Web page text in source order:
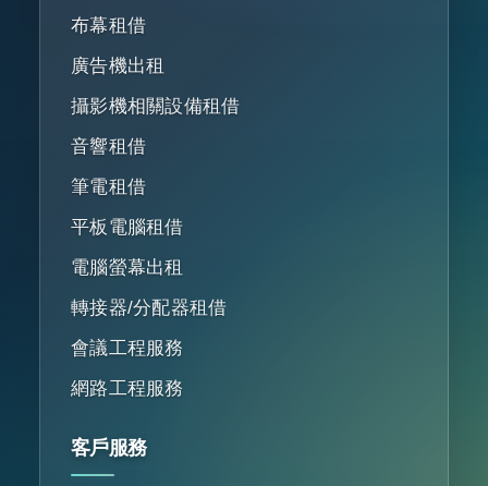
布幕租借
廣告機出租
攝影機相關設備租借
音響租借
筆電租借
平板電腦租借
電腦螢幕出租
轉接器/分配器租借
會議工程服務
網路工程服務
客戶服務